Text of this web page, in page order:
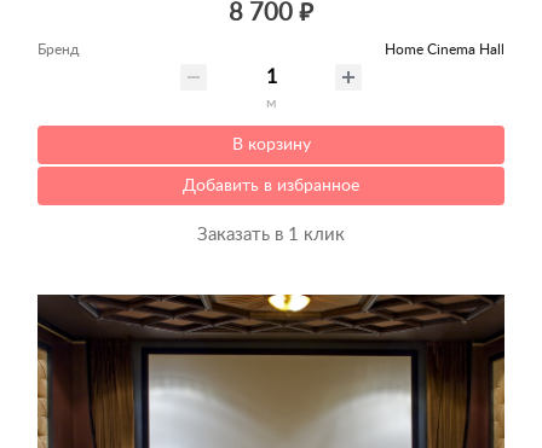
8 700 ₽
Бренд Home Cinema Hall
м
В корзину
Добавить в избранное
Заказать в 1 клик